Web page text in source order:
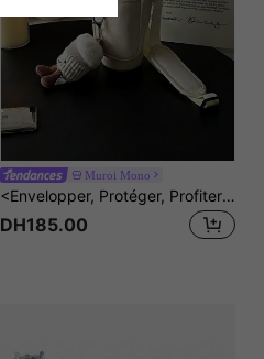
Muroi Mono
<Envelopper, Protéger, Profiter>, 1 pièce Sac de transport de bouteille d'eau avec poche pour téléphone, convient pour un Tumbler de 40/30 oz avec poignée avec sangle réglable Bollus, crochet pour clés, convient pour la randonnée, les voyages, le camping, étui de bouteille d'eau pour sports, sac isotherme bandoulière
DH185.00